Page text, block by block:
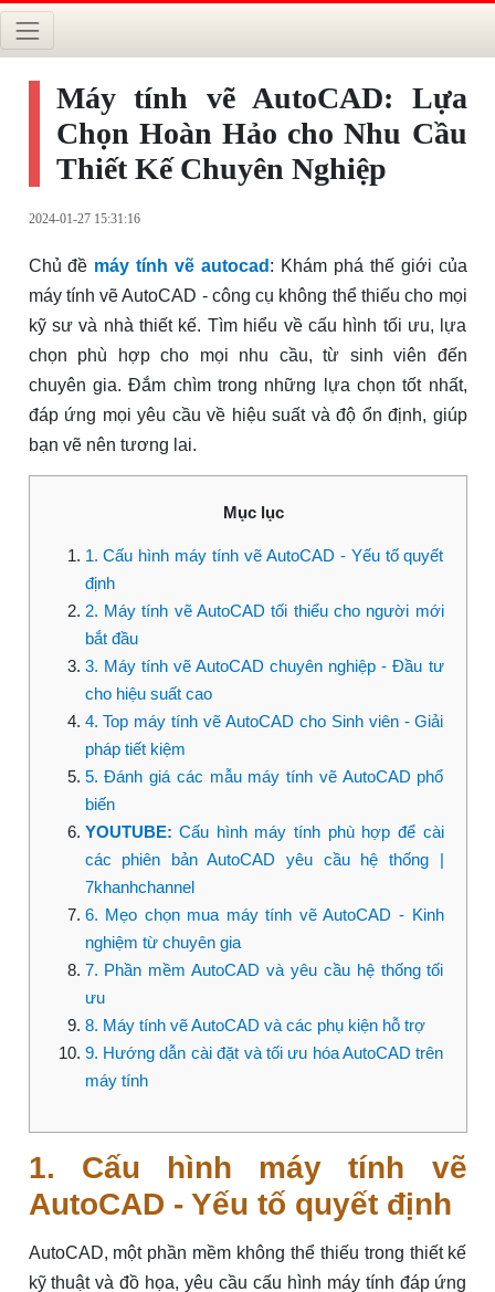
Máy tính vẽ AutoCAD: Lựa
Chọn Hoàn Hảo cho Nhu Cầu
Thiết Kế Chuyên Nghiệp
2024-01-27 15:31:16
Chủ đề máy tính vẽ autocad : Khám phá thế giới của
máy tính vẽ AutoCAD - công cụ không thể thiếu cho mọi
kỹ sư và nhà thiết kế. Tìm hiểu về cấu hình tối ưu, lựa
chọn phù hợp cho mọi nhu cầu, từ sinh viên đến
chuyên gia. Đắm chìm trong những lựa chọn tốt nhất,
đáp ứng mọi yêu cầu về hiệu suất và độ ổn định, giúp
bạn vẽ nên tương lai.
Mục lục
1. Cấu hình máy tính vẽ AutoCAD - Yếu tố quyết
định
2. Máy tính vẽ AutoCAD tối thiểu cho người mới
bắt đầu
3. Máy tính vẽ AutoCAD chuyên nghiệp - Đầu tư
cho hiệu suất cao
4. Top máy tính vẽ AutoCAD cho Sinh viên - Giải
pháp tiết kiệm
5. Đánh giá các mẫu máy tính vẽ AutoCAD phổ
biến
YOUTUBE:Cấu hình máy tính phù hợp để cài
các phiên bản AutoCAD yêu cầu hệ thống |
7khanhchannel
6. Mẹo chọn mua máy tính vẽ AutoCAD - Kinh
nghiệm từ chuyên gia
7. Phần mềm AutoCAD và yêu cầu hệ thống tối
ưu
8. Máy tính vẽ AutoCAD và các phụ kiện hỗ trợ
9. Hướng dẫn cài đặt và tối ưu hóa AutoCAD trên
máy tính
1. Cấu hình máy tính vẽ
AutoCAD - Yếu tố quyết định
AutoCAD, một phần mềm không thể thiếu trong thiết kế
kỹ thuật và đồ họa, yêu cầu cấu hình máy tính đáp ứng